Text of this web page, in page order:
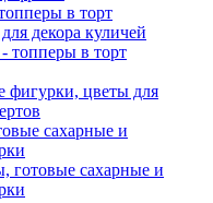
в торт
декора куличей
топперы в торт
фигурки, цветы для
сахарные и
готовые сахарные и